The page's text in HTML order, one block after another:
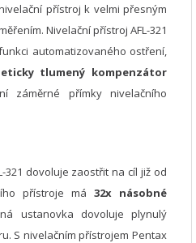
přístroj k velmi přesným
Nivelační přístroj AFL-321
automatizovaného ostření,
tlumený kompenzátor
záměrné přímky nivelačního
321 dovoluje zaostřit na cíl již od
přístroje má 32x násobné
ustanovka dovoluje plynulý
S nivelačním přístrojem Pentax